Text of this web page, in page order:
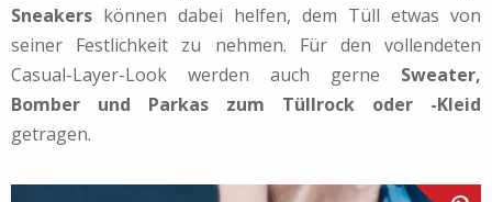
Sneakers können dabei helfen, dem Tüll etwas von
seiner Festlichkeit zu nehmen. Für den vollendeten
Casual-Layer-Look werden auch gerne Sweater,
Bomber und Parkas zum Tüllrock oder -Kleid
getragen.